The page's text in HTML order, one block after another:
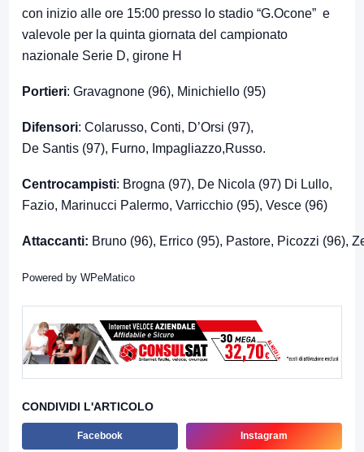
con inizio alle ore 15:00 presso lo stadio “G.Ocone” e
valevole per la quinta giornata del campionato
nazionale Serie D, girone H
Portieri: Gravagnone (96), Minichiello (95)
Difensori: Colarusso, Conti, D’Orsi (97),
De Santis (97), Furno, Impagliazzo,Russo.
Centrocampisti: Brogna (97), De Nicola (97) Di Lullo,
Fazio, Marinucci Palermo, Varricchio (95), Vesce (96)
Attaccanti: Bruno (96), Errico (95), Pastore, Picozzi (96),
Powered by WPeMatico
CONDIVIDI L'ARTICOLO
Facebook Instagram